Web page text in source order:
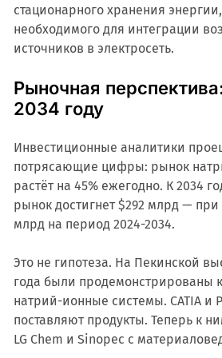
стационарного хранения
необходимого для интеграции
источников в электросеть.
Рыночная
2034 году
Инвестиционные аналитики
потрясающие цифры: рынок
растёт на 45% ежегодно. К 2034
рынок достигнет $292 млрд — при
млрд на период 2024-2034.
Это не гипотеза. На Пекинской
года были продемонстрированы
натрий-ионные системы. CATIA и
поставляют продукты. Теперь к
LG Chem и Sinopec с